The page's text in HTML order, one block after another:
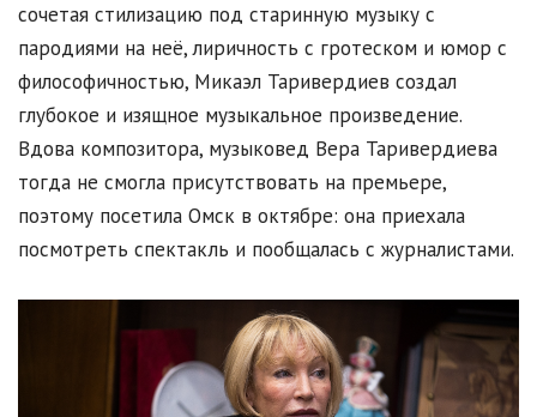
сочетая стилизацию под старинную музыку с
пародиями на неё, лиричность с гротеском и юмор с
философичностью, Микаэл Таривердиев создал
глубокое и изящное музыкальное произведение.
Вдова композитора, музыковед Вера Таривердиева
тогда не смогла присутствовать на премьере,
поэтому посетила Омск в октябре: она приехала
посмотреть спектакль и пообщалась с журналистами.